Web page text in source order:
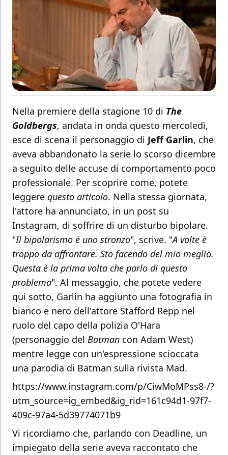
Nella premiere della stagione 10 di The
Goldbergs, andata in onda questo mercoledì,
esce di scena il personaggio di Jeff Garlin, che
aveva abbandonato la serie lo scorso dicembre
a seguito delle accuse di comportamento poco
professionale. Per scoprire come, potete
leggere questo articolo. Nella stessa giornata,
l'attore ha annunciato, in un post su
Instagram, di soffrire di un disturbo bipolare.
"Il bipolarismo è uno stronzo", scrive. "A volte è
troppo da affrontare. Sto facendo del mio meglio.
Questa è la prima volta che parlo di questo
problema". Al messaggio, che potete vedere
qui sotto, Garlin ha aggiunto una fotografia in
bianco e nero dell'attore Stafford Repp nel
ruolo del capo della polizia O'Hara
(personaggio del Batman con Adam West)
mentre legge con un'espressione scioccata
una parodia di Batman sulla rivista Mad.
https://www.instagram.com/p/CiwMoMPss8-/?
utm_source=ig_embed&ig_rid=161c94d1-97f7-
409c-97a4-5d39774071b9
Vi ricordiamo che, parlando con Deadline, un
impiegato della serie aveva raccontato che